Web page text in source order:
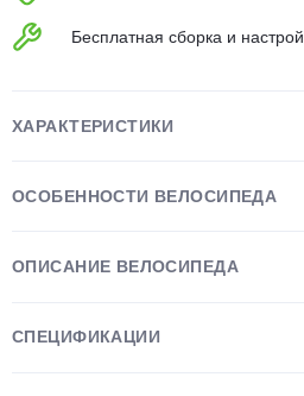
Бесплатная сборка и
ХАРАКТЕРИСТИКИ
ОСОБЕННОСТИ ВЕЛОСИПЕДА
ОПИСАНИЕ ВЕЛОСИПЕДА
СПЕЦИФИКАЦИИ
Остались